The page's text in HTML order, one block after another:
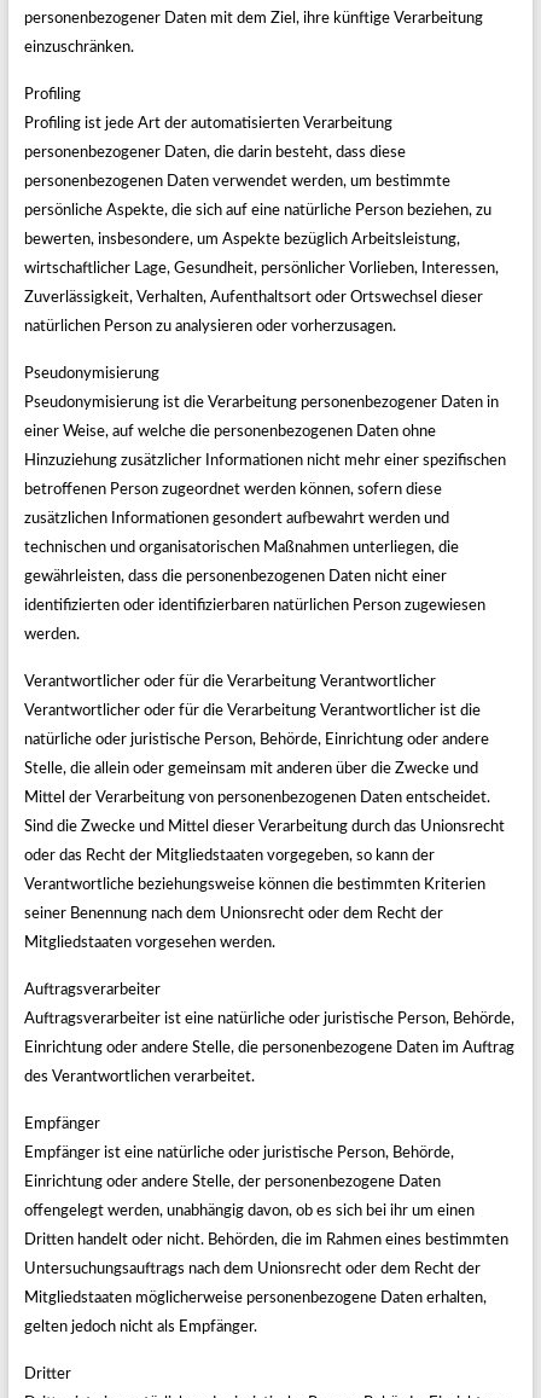
personenbezogener Daten mit dem Ziel, ihre künftige Verarbeitung
einzuschränken.
Profiling
Profiling ist jede Art der automatisierten Verarbeitung
personenbezogener Daten, die darin besteht, dass diese
personenbezogenen Daten verwendet werden, um bestimmte
persönliche Aspekte, die sich auf eine natürliche Person beziehen, zu
bewerten, insbesondere, um Aspekte bezüglich Arbeitsleistung,
wirtschaftlicher Lage, Gesundheit, persönlicher Vorlieben, Interessen,
Zuverlässigkeit, Verhalten, Aufenthaltsort oder Ortswechsel dieser
natürlichen Person zu analysieren oder vorherzusagen.
Pseudonymisierung
Pseudonymisierung ist die Verarbeitung personenbezogener Daten in
einer Weise, auf welche die personenbezogenen Daten ohne
Hinzuziehung zusätzlicher Informationen nicht mehr einer spezifischen
betroffenen Person zugeordnet werden können, sofern diese
zusätzlichen Informationen gesondert aufbewahrt werden und
technischen und organisatorischen Maßnahmen unterliegen, die
gewährleisten, dass die personenbezogenen Daten nicht einer
identifizierten oder identifizierbaren natürlichen Person zugewiesen
werden.
Verantwortlicher oder für die Verarbeitung Verantwortlicher
Verantwortlicher oder für die Verarbeitung Verantwortlicher ist die
natürliche oder juristische Person, Behörde, Einrichtung oder andere
Stelle, die allein oder gemeinsam mit anderen über die Zwecke und
Mittel der Verarbeitung von personenbezogenen Daten entscheidet.
Sind die Zwecke und Mittel dieser Verarbeitung durch das Unionsrecht
oder das Recht der Mitgliedstaaten vorgegeben, so kann der
Verantwortliche beziehungsweise können die bestimmten Kriterien
seiner Benennung nach dem Unionsrecht oder dem Recht der
Mitgliedstaaten vorgesehen werden.
Auftragsverarbeiter
Auftragsverarbeiter ist eine natürliche oder juristische Person, Behörde,
Einrichtung oder andere Stelle, die personenbezogene Daten im Auftrag
des Verantwortlichen verarbeitet.
Empfänger
Empfänger ist eine natürliche oder juristische Person, Behörde,
Einrichtung oder andere Stelle, der personenbezogene Daten
offengelegt werden, unabhängig davon, ob es sich bei ihr um einen
Dritten handelt oder nicht. Behörden, die im Rahmen eines bestimmten
Untersuchungsauftrags nach dem Unionsrecht oder dem Recht der
Mitgliedstaaten möglicherweise personenbezogene Daten erhalten,
gelten jedoch nicht als Empfänger.
Dritter